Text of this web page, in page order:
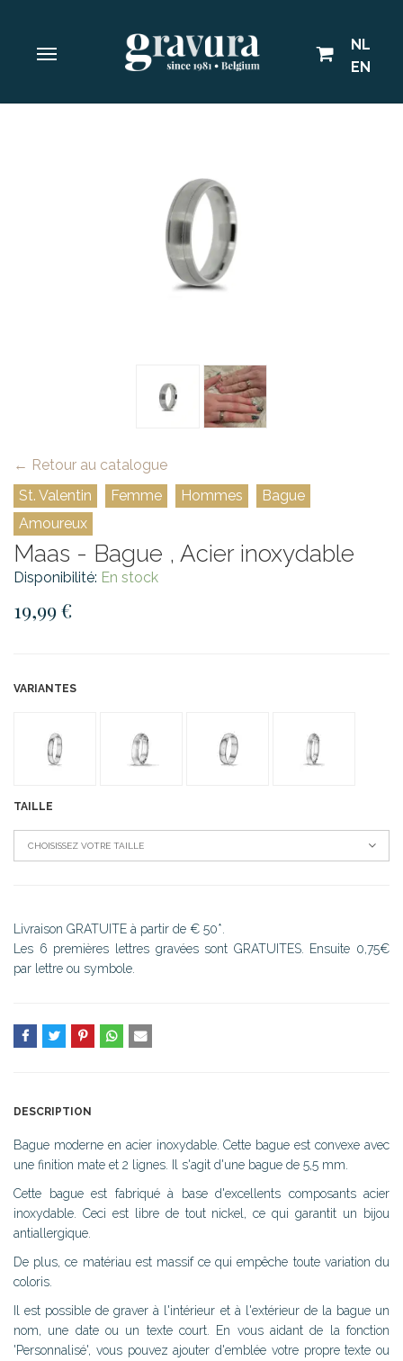
NL
EN
← Retour au catalogue
St. Valentin
Femme Hommes
Bague
Amoureux
Maas - Bague , Acier inoxydable
Disponibilité: En stock
19,99 €
VARIANTES
TAILLE
CHOISISSEZ VOTRE TAILLE
Livraison GRATUITE à partir de € 50*.
Les 6 premières lettres gravées sont GRATUITES. Ensuite 0,75€
par lettre ou symbole.
DESCRIPTION
Bague moderne en acier inoxydable. Cette bague est convexe avec
une finition mate et 2 lignes. Il s'agit d'une bague de 5,5 mm.
Cette bague est fabriqué à base d'excellents composants acier
inoxydable. Ceci est libre de tout nickel, ce qui garantit un bijou
antiallergique.
De plus, ce matériau est massif ce qui empêche toute variation du
coloris.
Il est possible de graver à l'intérieur et à l'extérieur de la bague un
nom, une date ou un texte court. En vous aidant de la fonction
'Personnalisé', vous pouvez ajouter d'emblée votre propre texte ou